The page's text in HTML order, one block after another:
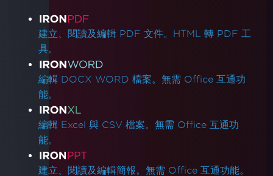
產品連結
建立、閱讀及編輯 PDF 文件。HTML 轉 PDF 工
具。
編輯 DOCX WORD 檔案。無需 Office 互通功
能。
編輯 Excel 與 CSV 檔案。無需 Office 互通功
能。
建立、閱讀及編輯簡報。無需 Office 互通功能。